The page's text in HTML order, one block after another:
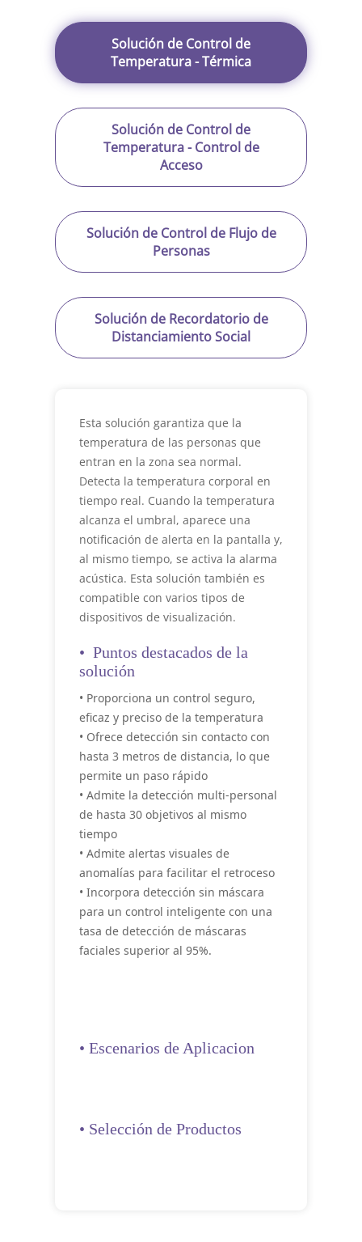
Solución de Control de
Temperatura - Térmica
Solución de Control de
Temperatura - Control de
Acceso
Solución de Control de Flujo de
Personas
Solución de Recordatorio de
Distanciamiento Social
Esta solución garantiza que la
temperatura de las personas que
entran en la zona sea normal.
Detecta la temperatura corporal en
tiempo real. Cuando la temperatura
alcanza el umbral, aparece una
notificación de alerta en la pantalla y,
al mismo tiempo, se activa la alarma
acústica. Esta solución también es
compatible con varios tipos de
dispositivos de visualización.
• Puntos destacados de la
solución
• Proporciona un control seguro,
eficaz y preciso de la temperatura
• Ofrece detección sin contacto con
hasta 3 metros de distancia, lo que
permite un paso rápido
• Admite la detección multi-personal
de hasta 30 objetivos al mismo
tiempo
• Admite alertas visuales de
anomalías para facilitar el retroceso
• Incorpora detección sin máscara
para un control inteligente con una
tasa de detección de máscaras
faciales superior al 95%.
• Escenarios de Aplicacion
• Selección de Productos